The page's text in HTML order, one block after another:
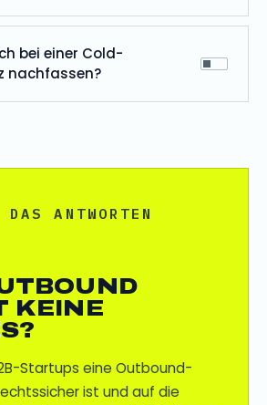
bei einer Cold-
nachfassen?
ANTWORTEN
KEINE
Startups eine Outbound-
ist und auf die